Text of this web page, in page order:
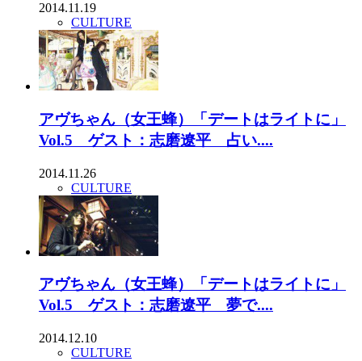
2014.11.19
CULTURE
アヴちゃん（女王蜂）「デートはライトに」
Vol.5 ゲスト：志磨遼平 占い....
2014.11.26
CULTURE
アヴちゃん（女王蜂）「デートはライトに」
Vol.5 ゲスト：志磨遼平 夢で....
2014.12.10
CULTURE